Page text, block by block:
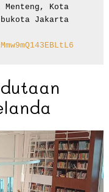
Kota
Jakarta